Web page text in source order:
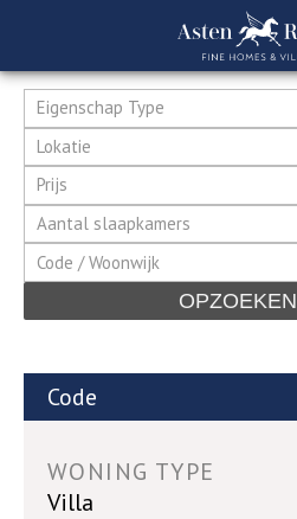
Eigenschap Type
Lokatie
Prijs
Aantal slaapkamers
OPZOEKEN
Code
WONING TYPE
Villa